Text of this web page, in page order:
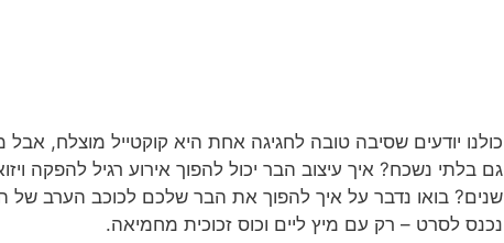
כולנו יודעים שסיבה טובה לחגיגה אחת היא קוקטייל מוצלח,
גם בלתי נשכח? איך עיצוב הבר יכול להפוך אירוע רגיל להפקה
שנים? בואו נדבר על איך להפוך את הבר שלכם לכוכב הערב של
נכנס לסרט – רק עם מיץ ליים וכוס זכוכית מחמיאה.